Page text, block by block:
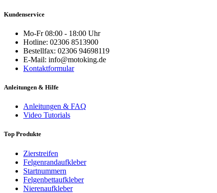
Kundenservice
Mo-Fr 08:00 - 18:00 Uhr
Hotline: 02306 8513900
Bestellfax: 02306 94698119
E-Mail: info@motoking.de
Kontaktformular
Anleitungen & Hilfe
Anleitungen & FAQ
Video Tutorials
Top Produkte
Zierstreifen
Felgenrandaufkleber
Startnummern
Felgenbettaufkleber
Nierenaufkleber